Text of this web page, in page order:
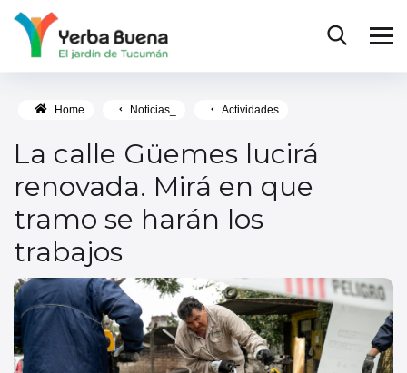
Home Noticias_ Actividades
La calle Güemes lucirá
renovada. Mirá en que
tramo se harán los
trabajos